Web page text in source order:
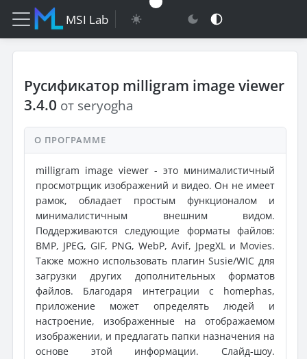
MSI Lab
Русификатор milligram image viewer
3.4.0 от seryogha
О ПРОГРАММЕ
milligram image viewer - это минималистичный
просмотрщик изображений и видео. Он не имеет
рамок, обладает простым функционалом и
минималистичным внешним видом.
Поддерживаются следующие форматы файлов:
BMP, JPEG, GIF, PNG, WebP, Avif, JpegXL и Movies.
Также можно использовать плагин Susie/WIC для
загрузки других дополнительных форматов
файлов. Благодаря интеграции с homephas,
приложение может определять людей и
настроение, изображенные на отображаемом
изображении, и предлагать папки назначения на
основе этой информации. Слайд-шоу.